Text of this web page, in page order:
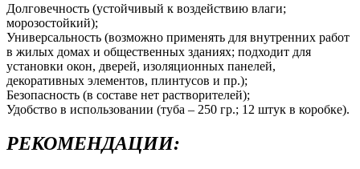
Долговечность (устойчивый к воздействию влаги;
морозостойкий);
Универсальность (возможно применять для внутренних работ
в жилых домах и общественных зданиях; подходит для
установки окон, дверей, изоляционных панелей,
декоративных элементов, плинтусов и пр.);
Безопасность (в составе нет растворителей);
Удобство в использовании (туба – 250 гр.; 12 штук в коробке).
РЕКОМЕНДАЦИИ: